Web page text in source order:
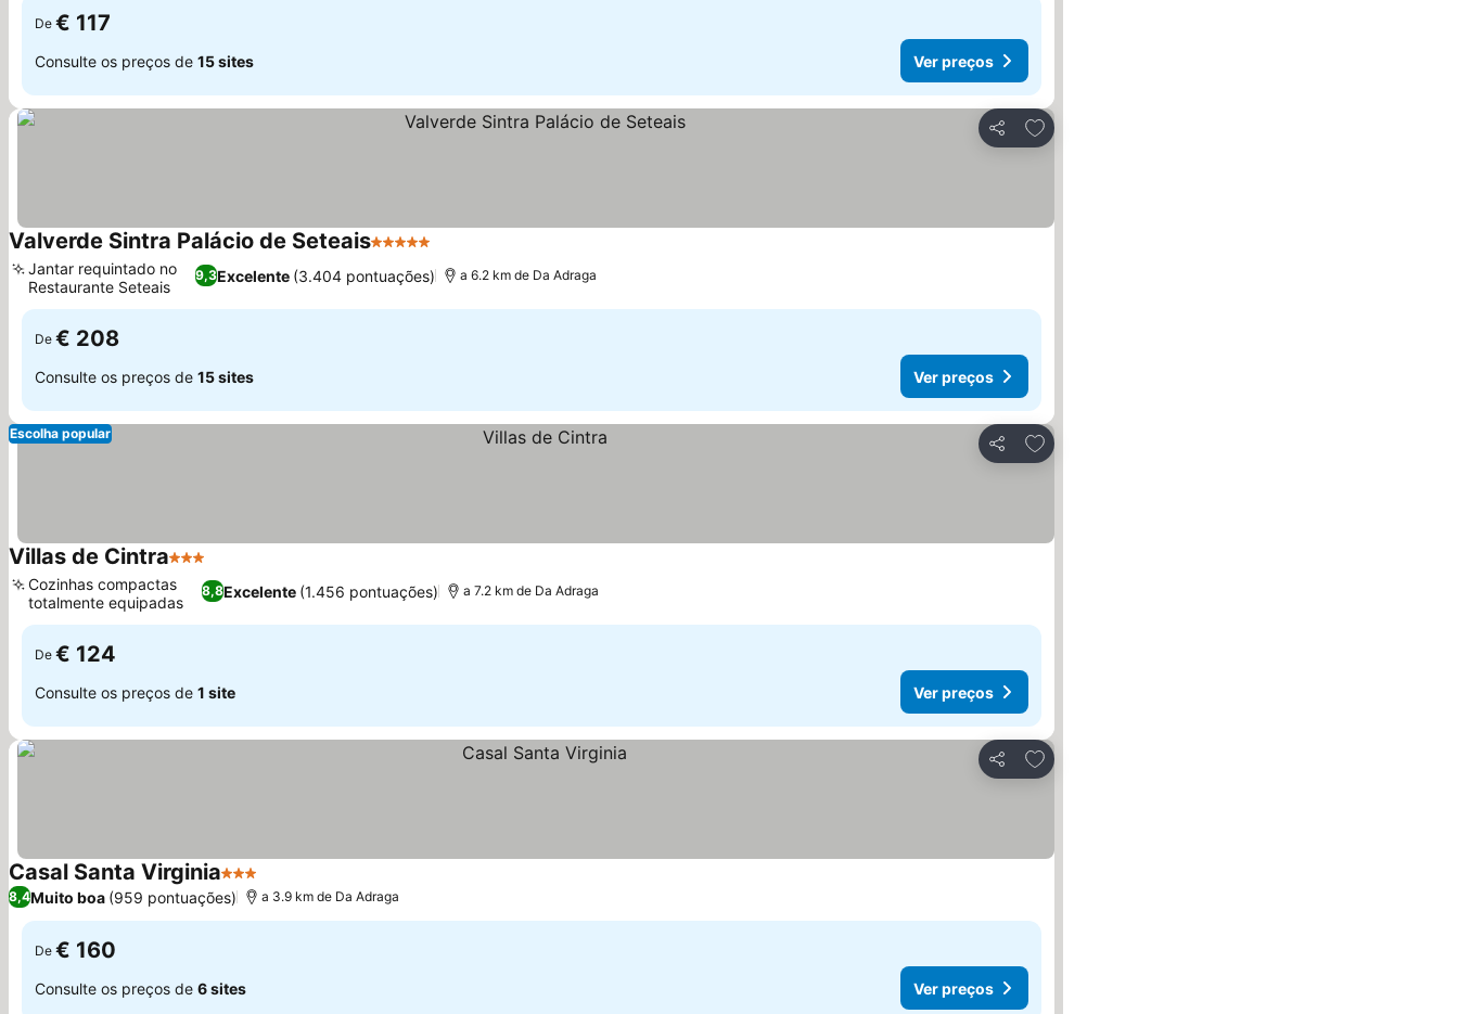
De € 117
Consulte os preços de 15 sites Ver preços
Partilhar
Adicionar aos favoritos
Valverde Sintra Palácio de Seteais5 Estrelas
9,3Excelente (3.404 pontuações)
Jantar requintado no
Restaurante Seteais
a 6.2 km de Da Adraga
De € 208
Consulte os preços de 15 sites Ver preços
Partilhar
Adicionar aos favoritos
Escolha popular
Villas de Cintra3 Estrelas
8,8Excelente (1.456 pontuações)
Cozinhas compactas
totalmente equipadas
a 7.2 km de Da Adraga
De € 124
Consulte os preços de 1 site Ver preços
Partilhar
Adicionar aos favoritos
Casal Santa Virginia3 Estrelas
8,4Muito boa (959 pontuações) a 3.9 km de Da Adraga
De € 160
Consulte os preços de 6 sites Ver preços